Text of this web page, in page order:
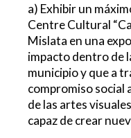
a) Exhibir un
Centre Cultural
Mislata en una
impacto dentro de
municipio y que a
compromiso social
de las artes
capaz de crear